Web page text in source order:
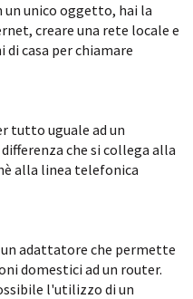
un unico oggetto, hai la
creare una rete locale e
casa per chiamare
tutto uguale ad un
che si collega alla
alla linea telefonica
adattatore che permette
domestici ad un router.
l'utilizzo di un